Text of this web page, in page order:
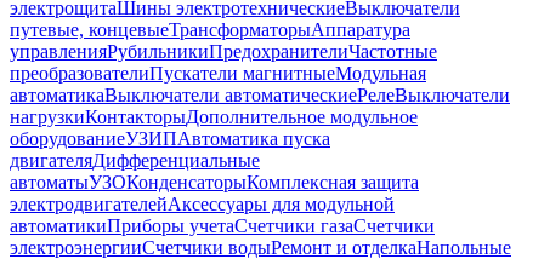
электрощитаШины электротехническиеВыключатели
путевые, концевыеТрансформаторыАппаратура
управленияРубильникиПредохранителиЧастотные
преобразователиПускатели магнитныеМодульная
автоматикаВыключатели автоматическиеРелеВыключатели
нагрузкиКонтакторыДополнительное модульное
оборудованиеУЗИПАвтоматика пуска
двигателяДифференциальные
автоматыУЗОКонденсаторыКомплексная защита
электродвигателейАксессуары для модульной
автоматикиПриборы учетаСчетчики газаСчетчики
электроэнергииСчетчики водыРемонт и отделкаНапольные